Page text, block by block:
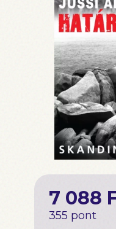
7 088
355 pont